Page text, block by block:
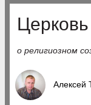
о религиозном
Алексей